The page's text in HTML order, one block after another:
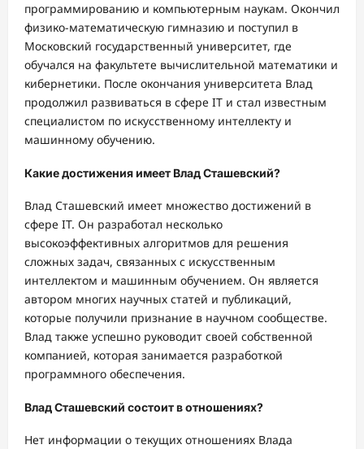
программированию и компьютерным наукам. Окончил
физико-математическую гимназию и поступил в
Московский государственный университет, где
обучался на факультете вычислительной математики и
кибернетики. После окончания университета Влад
продолжил развиваться в сфере IT и стал известным
специалистом по искусственному интеллекту и
машинному обучению.
Какие достижения имеет Влад Сташевский?
Влад Сташевский имеет множество достижений в
сфере IT. Он разработал несколько
высокоэффективных алгоритмов для решения
сложных задач, связанных с искусственным
интеллектом и машинным обучением. Он является
автором многих научных статей и публикаций,
которые получили признание в научном сообществе.
Влад также успешно руководит своей собственной
компанией, которая занимается разработкой
программного обеспечения.
Влад Сташевский состоит в отношениях?
Нет информации о текущих отношениях Влада